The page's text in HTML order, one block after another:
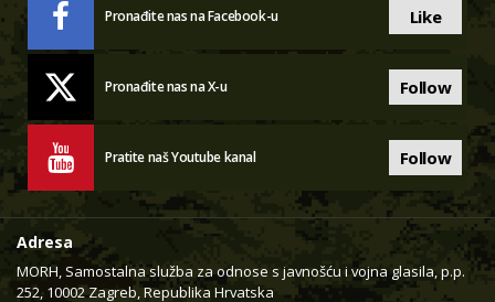
Pronađite nas na Facebook-u Like
Pronađite nas na X-u Follow
Pratite naš Youtube kanal Follow
Adresa
MORH, Samostalna služba za odnose s javnošću i vojna glasila, p.p.
252, 10002 Zagreb, Republika Hrvatska